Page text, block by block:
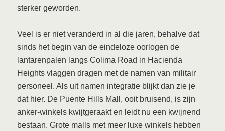
sterker geworden.
Veel is er niet veranderd in al die jaren, behalve dat
sinds het begin van de eindeloze oorlogen de
lantarenpalen langs Colima Road in Hacienda
Heights vlaggen dragen met de namen van militair
personeel. Als uit namen integratie blijkt dan zie je
dat hier. De Puente Hills Mall, ooit bruisend, is zijn
anker-winkels kwijtgeraakt en leidt nu een kwijnend
bestaan. Grote malls met meer luxe winkels hebben